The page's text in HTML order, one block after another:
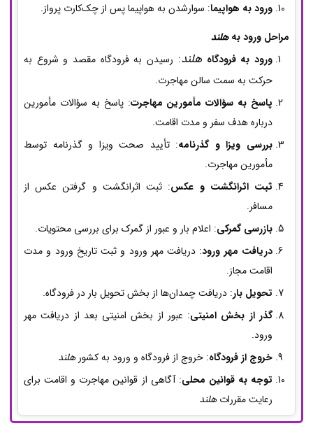
ورود به هواپیما: سوارشدن به هواپیما پس از چک‌کارت پرواز.
مراحل ورود بههلند
ورود به فرودگاههلند: رسیدن به فرودگاه مقصد و شروع به
حرکت به سمت سالن مهاجرت.
پاسخ به سؤالات مأمورین مهاجرت: پاسخ به سؤالات مأمورین
درباره هدف سفر و مدت اقامت.
بررسی ویزا و گذرنامه: تأیید صحت ویزا و گذرنامه توسط
مأمورین مهاجرت.
ثبت اثرانگشت و عکس: ثبت اثرانگشت و گرفتن عکس از
مسافر.
بازرسی گمرکی: اعلام بار و عبور از گمرک برای بررسی محتویات.
دریافت مهر ورود: دریافت مهر ورود و ثبت تاریخ ورود و مدت
اقامت مجاز.
تحویل بار: دریافت چمدان‌ها از بخش تحویل بار در فرودگاه.
گذر از بخش امنیتی: عبور از بخش امنیتی بعد از دریافت مهر
ورود.
خروج از فرودگاه: خروج از فرودگاه و ورود به کشورهلند
توجه به قوانین محلی: آگاهی از قوانین مهاجرت و اقامت برای
رعایت مقرراتهلند